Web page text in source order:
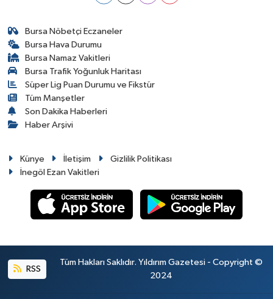
Bursa Nöbetçi Eczaneler
Bursa Hava Durumu
Bursa Namaz Vakitleri
Bursa Trafik Yoğunluk Haritası
Süper Lig Puan Durumu ve Fikstür
Tüm Manşetler
Son Dakika Haberleri
Haber Arşivi
Künye İletişim
Gizlilik Politikası
İnegöl Ezan Vakitleri
RSS
Tüm Hakları Saklıdır. Yıldırım Gazetesi - Copyright ©
2024